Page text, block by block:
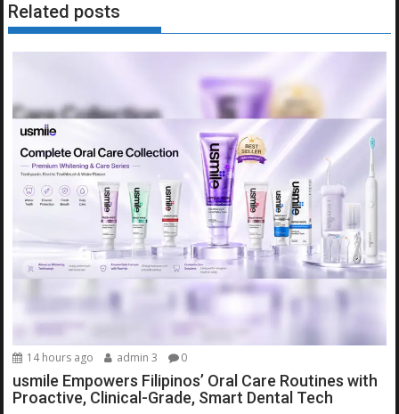
Related posts
14 hours ago admin 3 0
usmile Empowers Filipinos’ Oral Care Routines with
Proactive, Clinical-Grade, Smart Dental Tech